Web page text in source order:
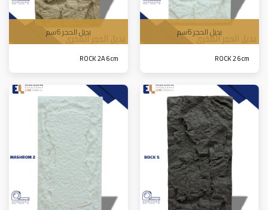
بديل الحجر 6سم
ROCK 2 6cm
بديل الحجر 6سم
ROCK 2A 6cm